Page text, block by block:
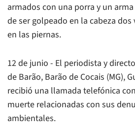
armados con una porra y un
de ser golpeado en la cabeza dos
en las piernas.
12 de junio - El periodista y
de Barão, Barão de Cocais (MG),
recibió una llamada telefónica
muerte relacionadas con sus
ambientales.